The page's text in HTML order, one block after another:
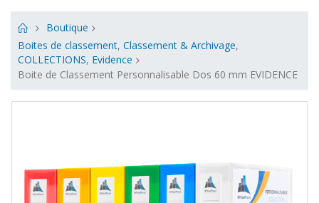
Boutique
Boites de classement, Classement & Archivage,
COLLECTIONS, Evidence
Boite de Classement Personnalisable Dos 60 mm EVIDENCE